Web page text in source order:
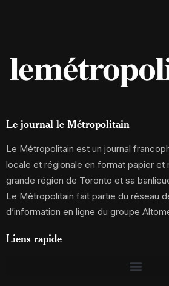
Le journal le Métropolitain
Le Métropolitain est un journal
locale et régionale en format papier et
grande région de Toronto et sa
Le Métropolitain fait partie du réseau
d’information en ligne du groupe
Liens rapide